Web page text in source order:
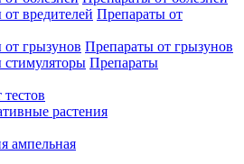
Препараты от
Препараты от грызунов
Препараты
растения
ампельная